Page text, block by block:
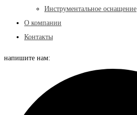
Инструментальное оснащение
О компании
Контакты
напишите нам: